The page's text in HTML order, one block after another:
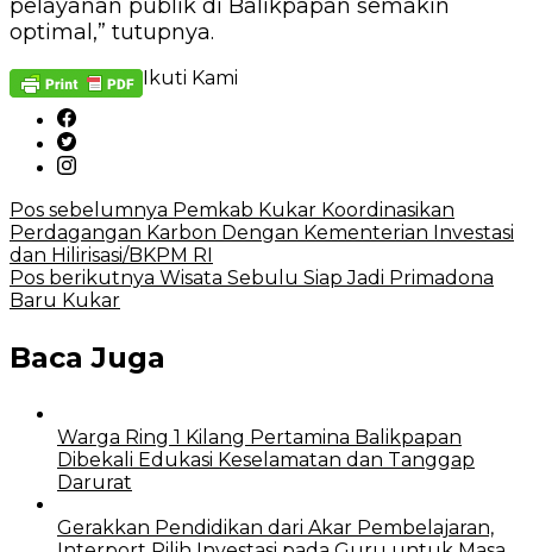
pelayanan publik di Balikpapan semakin
optimal,” tutupnya.
Ikuti Kami
Pos sebelumnya Pemkab Kukar Koordinasikan
Perdagangan Karbon Dengan Kementerian Investasi
dan Hilirisasi/BKPM RI
Pos berikutnya Wisata Sebulu Siap Jadi Primadona
Baru Kukar
Baca Juga
Warga Ring 1 Kilang Pertamina Balikpapan
Dibekali Edukasi Keselamatan dan Tanggap
Darurat
Gerakkan Pendidikan dari Akar Pembelajaran,